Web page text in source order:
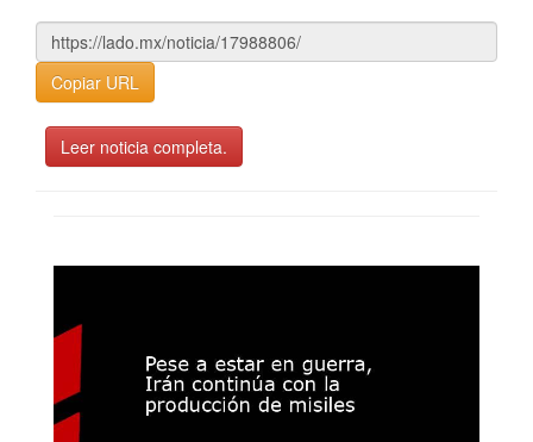
Copiar URL
Leer noticia completa.